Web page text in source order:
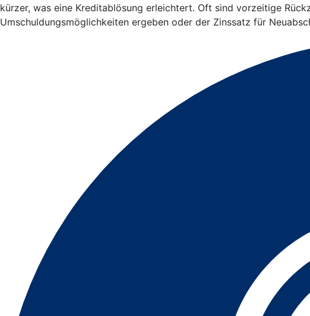
kürzer, was eine Kreditablösung erleichtert. Oft sind vorzeitige
Umschuldungsmöglichkeiten ergeben oder der Zinssatz für